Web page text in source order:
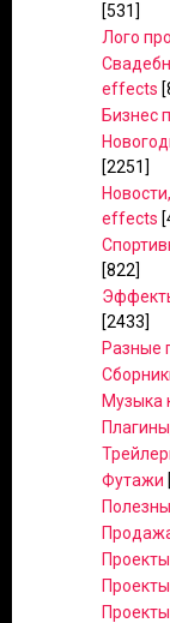
[531]
Лого
effects
Бизнес
[2251]
effects
[822]
[2433]
Разные
Музыка
Футажи